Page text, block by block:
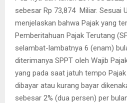
sebesar Rp 73,874 Miliar. Sesuai
menjelaskan bahwa Pajak yang
Pemberitahuan Pajak Terutang
selambat-lambatnya 6 (enam)
diterimanya SPPT oleh Wajib
yang pada saat jatuh tempo
dibayar atau kurang bayar
sebesar 2% (dua persen) per